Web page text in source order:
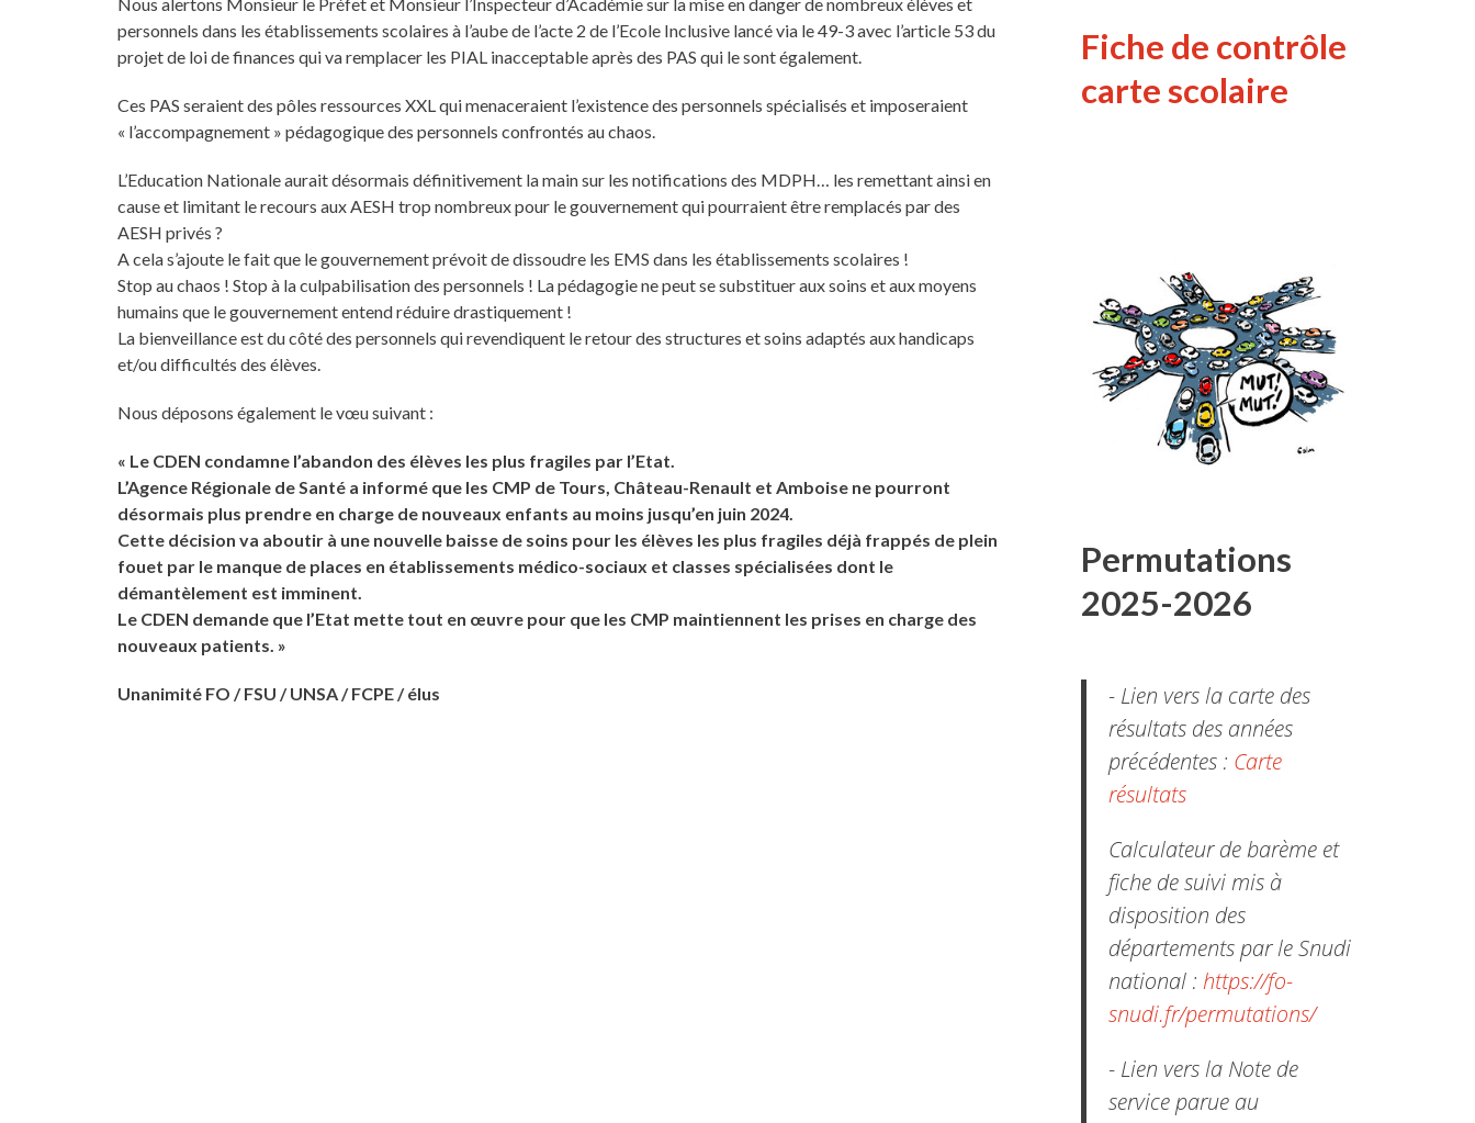
personnels dans les établissements scolaires à l’aube de l’acte 2 de l’Ecole Inclusive lancé via le 49-3 avec l’article 53 du
projet de loi de finances qui va remplacer les PIAL inacceptable après des PAS qui le sont également.
Ces PAS seraient des pôles ressources XXL qui menaceraient l’existence des personnels spécialisés et imposeraient
« l’accompagnement » pédagogique des personnels confrontés au chaos.
L’Education Nationale aurait désormais définitivement la main sur les notifications des MDPH… les remettant ainsi en
cause et limitant le recours aux AESH trop nombreux pour le gouvernement qui pourraient être remplacés par des
AESH privés ?
A cela s’ajoute le fait que le gouvernement prévoit de dissoudre les EMS dans les établissements scolaires !
Stop au chaos ! Stop à la culpabilisation des personnels ! La pédagogie ne peut se substituer aux soins et aux moyens
humains que le gouvernement entend réduire drastiquement !
La bienveillance est du côté des personnels qui revendiquent le retour des structures et soins adaptés aux handicaps
et/ou difficultés des élèves.
Nous déposons également le vœu suivant :
« Le CDEN condamne l’abandon des élèves les plus fragiles par l’Etat.
L’Agence Régionale de Santé a informé que les CMP de Tours, Château-Renault et Amboise ne pourront
désormais plus prendre en charge de nouveaux enfants au moins jusqu’en juin 2024.
Cette décision va aboutir à une nouvelle baisse de soins pour les élèves les plus fragiles déjà frappés de plein
fouet par le manque de places en établissements médico-sociaux et classes spécialisées dont le
démantèlement est imminent.
Le CDEN demande que l’Etat mette tout en œuvre pour que les CMP maintiennent les prises en charge des
nouveaux patients. »
Unanimité FO / FSU / UNSA / FCPE / élus
Fiche de contrôle
carte scolaire
Permutations
2025-2026
- Lien vers la carte des
résultats des années
précédentes : Carte
résultats
Calculateur de barème et
fiche de suivi mis à
disposition des
départements par le Snudi
national : https://fo-
snudi.fr/permutations/
- Lien vers la Note de
service parue au